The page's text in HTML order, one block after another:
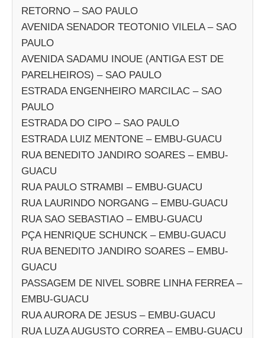
RETORNO – SAO PAULO
AVENIDA SENADOR TEOTONIO VILELA – SAO
PAULO
AVENIDA SADAMU INOUE (ANTIGA EST DE
PARELHEIROS) – SAO PAULO
ESTRADA ENGENHEIRO MARCILAC – SAO
PAULO
ESTRADA DO CIPO – SAO PAULO
ESTRADA LUIZ MENTONE – EMBU-GUACU
RUA BENEDITO JANDIRO SOARES – EMBU-
GUACU
RUA PAULO STRAMBI – EMBU-GUACU
RUA LAURINDO NORGANG – EMBU-GUACU
RUA SAO SEBASTIAO – EMBU-GUACU
PÇA HENRIQUE SCHUNCK – EMBU-GUACU
RUA BENEDITO JANDIRO SOARES – EMBU-
GUACU
PASSAGEM DE NIVEL SOBRE LINHA FERREA –
EMBU-GUACU
RUA AURORA DE JESUS – EMBU-GUACU
RUA LUZA AUGUSTO CORREA – EMBU-GUACU